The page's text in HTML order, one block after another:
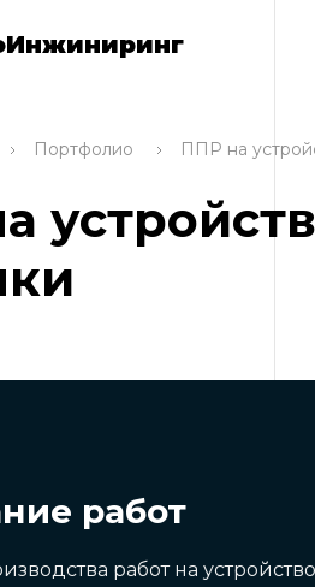
Портфолио ППР на
работ
работ на